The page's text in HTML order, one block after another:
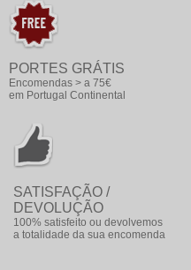
PORTES GRÁTIS
Encomendas > a 75€
em Portugal Continental
SATISFAÇÃO /
DEVOLUÇÃO
100% satisfeito ou devolvemos
a totalidade da sua encomenda